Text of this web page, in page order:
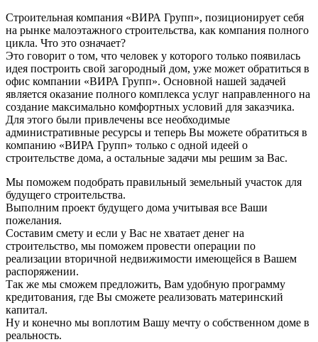
Строительная компания «ВИРА Групп», позиционирует себя
на рынке малоэтажного строительства, как компания полного
цикла. Что это означает?
Это говорит о том, что человек у которого только появилась
идея построить свой загородный дом, уже может обратиться в
офис компании «ВИРА Групп». Основной нашей задачей
является оказание полного комплекса услуг направленного на
создание максимально комфортных условий для заказчика.
Для этого были привлечены все необходимые
административные ресурсы и теперь Вы можете обратиться в
компанию «ВИРА Групп» только с одной идеей о
строительстве дома, а остальные задачи мы решим за Вас.
Мы поможем подобрать правильный земельный участок для
будущего строительства.
Выполним проект будущего дома учитывая все Ваши
пожелания.
Составим смету и если у Вас не хватает денег на
строительство, мы поможем провести операции по
реализации вторичной недвижимости имеющейся в Вашем
распоряжении.
Так же мы сможем предложить, Вам удобную программу
кредитования, где Вы сможете реализовать материнский
капитал.
Ну и конечно мы воплотим Вашу мечту о собственном доме в
реальность.